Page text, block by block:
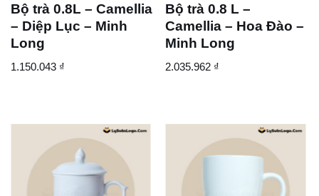
Bộ trà 0.8L – Camellia
– Diệp Lục – Minh
Long
1.150.043 ₫
Bộ trà 0.8 L –
Camellia – Hoa Đào –
Minh Long
2.035.962 ₫